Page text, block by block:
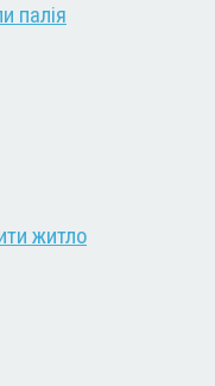
палія
житло